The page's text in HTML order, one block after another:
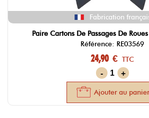
Fabrication
Paire Cartons De Passages De
Référence: RE03569
24,90 € TTC
-
+
Ajouter au panier